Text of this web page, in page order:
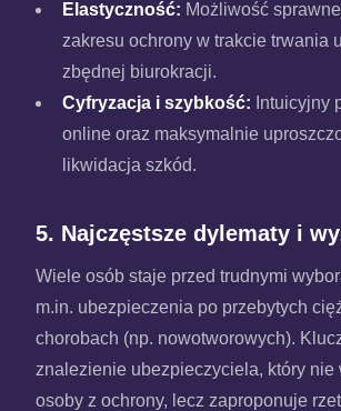
Elastyczność: Możliwość
zakresu ochrony w trakcie trwania
zbędnej biurokracji.
Cyfryzacja i szybkość: Intuicyjny
online oraz maksymalnie
likwidacja szkód.
5. Najczęstsze dylematy i
Wiele osób staje przed trudnymi
m.in. ubezpieczenia po przebytych
chorobach (np. nowotworowych).
znalezienie ubezpieczyciela, który nie
osoby z ochrony, lecz zaproponuje